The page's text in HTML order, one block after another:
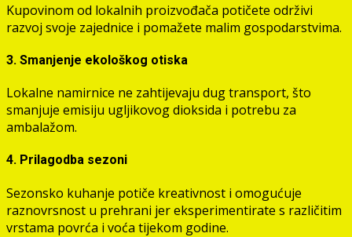
Kupovinom od lokalnih proizvođača potičete održivi
razvoj svoje zajednice i pomažete malim gospodarstvima.
3. Smanjenje ekološkog otiska
Lokalne namirnice ne zahtijevaju dug transport, što
smanjuje emisiju ugljikovog dioksida i potrebu za
ambalažom.
4. Prilagodba sezoni
Sezonsko kuhanje potiče kreativnost i omogućuje
raznovrsnost u prehrani jer eksperimentirate s različitim
vrstama povrća i voća tijekom godine.